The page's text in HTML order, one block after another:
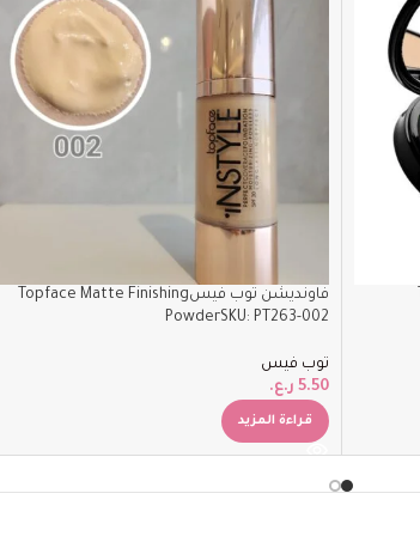
فاونديشن توب فيسTopface Matte Finishing
PowderSKU: PT263-002
توب فيس
5.50 ر.ع.
قراءة المزيد